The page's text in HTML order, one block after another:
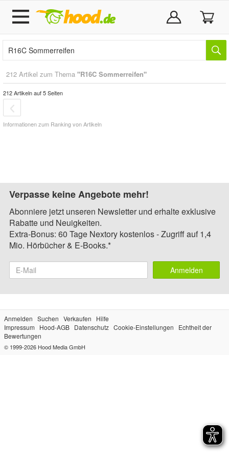
212 Artikel zum Thema "R16C Sommerreifen"
212 Artikeln auf 5 Seiten
Informationen zum Ranking von Artikeln
Verpasse keine Angebote mehr!
Abonniere jetzt unseren Newsletter und erhalte exklusive
Rabatte und Neuigkeiten.
Extra-Bonus: 60 Tage Nextory kostenlos - Zugriff auf 1,4
Mio. Hörbücher & E-Books.*
Anmelden
Anmelden Suchen Verkaufen
Hilfe
Impressum
Hood-AGB Datenschutz Cookie-Einstellungen
Echtheit der
Bewertungen
© 1999-2026 Hood Media GmbH